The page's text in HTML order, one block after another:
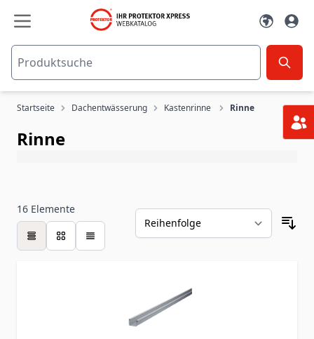
Zum Inhalt springen
Startseite Dachentwässerung Kastenrinne Rinne
Rinne
16 Elemente
Tabelle